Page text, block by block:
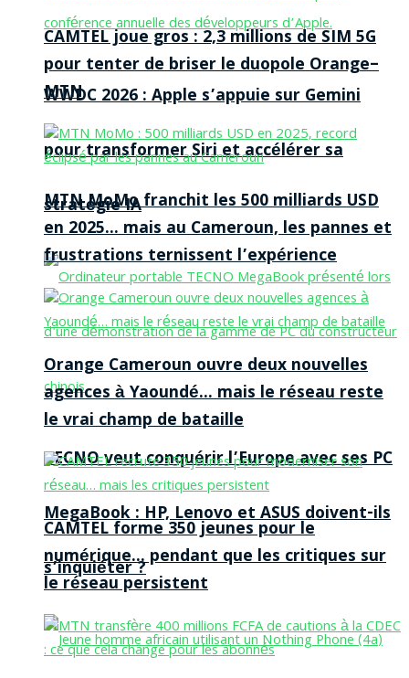
WWDC 2026 : Apple s’appuie sur Gemini
pour transformer Siri et accélérer sa
stratégie IA
TECNO veut conquérir l’Europe avec ses PC
MegaBook : HP, Lenovo et ASUS doivent-ils
s’inquiéter ?
CAMTEL joue gros : 2,3 millions de SIM 5G
pour tenter de briser le duopole Orange–
MTN
MTN MoMo franchit les 500 milliards USD
en 2025… mais au Cameroun, les pannes et
frustrations ternissent l’expérience
Orange Cameroun ouvre deux nouvelles
agences à Yaoundé… mais le réseau reste
le vrai champ de bataille
CAMTEL forme 350 jeunes pour le
numérique… pendant que les critiques sur
le réseau persistent